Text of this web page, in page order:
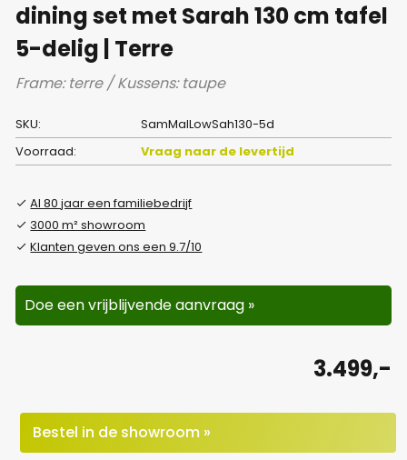
dining set met Sarah 130 cm tafel
5-delig | Terre
Frame: terre / Kussens: taupe
SKU:
SamMalLowSah130-5d
Voorraad:
Vraag naar de levertijd
Al 80 jaar een familiebedrijf
3000 m² showroom
Klanten geven ons een 9.7/10
Doe een vrijblijvende aanvraag »
3.499,-
Bestel in de showroom »